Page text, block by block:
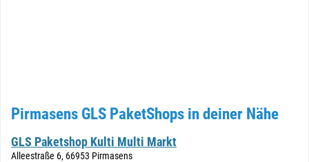
Pirmasens GLS PaketShops in deiner Nähe
GLS Paketshop Kulti Multi Markt
Alleestraße 6, 66953 Pirmasens